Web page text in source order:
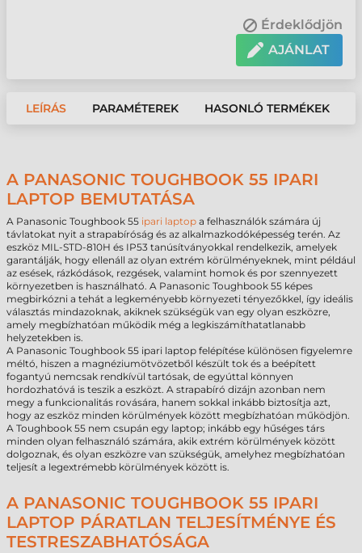
Érdeklődjön
AJÁNLAT
LEÍRÁS PARAMÉTEREK HASONLÓ TERMÉKEK
A PANASONIC TOUGHBOOK 55 IPARI
LAPTOP BEMUTATÁSA
A Panasonic Toughbook 55 ipari laptop a felhasználók számára új
távlatokat nyit a strapabíróság és az alkalmazkodóképesség terén. Az
eszköz MIL-STD-810H és IP53 tanúsítványokkal rendelkezik, amelyek
garantálják, hogy ellenáll az olyan extrém körülményeknek, mint például
az esések, rázkódások, rezgések, valamint homok és por szennyezett
környezetben is használható. A Panasonic Toughbook 55 képes
megbirkózni a tehát a legkeményebb környezeti tényezőkkel, így ideális
választás mindazoknak, akiknek szükségük van egy olyan eszközre,
amely megbízhatóan működik még a legkiszámíthatatlanabb
helyzetekben is.
A Panasonic Toughbook 55 ipari laptop felépítése különösen figyelemre
méltó, hiszen a magnéziumötvözetből készült tok és a beépített
fogantyú nemcsak rendkívül tartósak, de egyúttal könnyen
hordozhatóvá is teszik a eszközt. A strapabíró dizájn azonban nem
megy a funkcionalitás rovására, hanem sokkal inkább biztosítja azt,
hogy az eszköz minden körülmények között megbízhatóan működjön.
A Toughbook 55 nem csupán egy laptop; inkább egy hűséges társ
minden olyan felhasználó számára, akik extrém körülmények között
dolgoznak, és olyan eszközre van szükségük, amelyhez megbízhatóan
teljesít a legextrémebb körülmények között is.
A PANASONIC TOUGHBOOK 55 IPARI
LAPTOP PÁRATLAN TELJESÍTMÉNYE ÉS
TESTRESZABHATÓSÁGA